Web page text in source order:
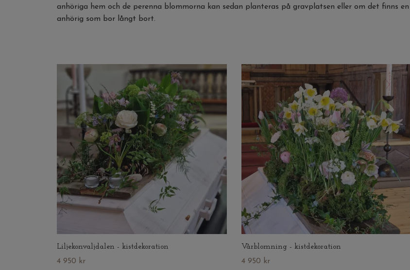
anhöriga hem och de perenna blommorna kan sedan planteras på gravplatsen eller om det finns
anhörig som bor långt bort.
Liljekonvaljdalen - kistdekoration
4 950 kr
Vårblomning - kistdekoration
4 950 kr